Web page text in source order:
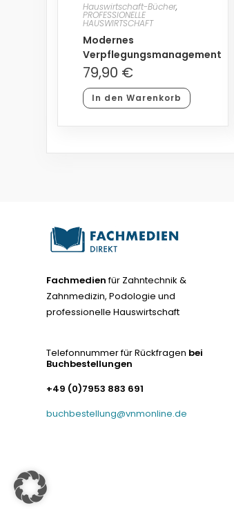
Hauswirtschaft-Bücher,
PROFESSIONELLE
HAUSWIRTSCHAFT
Modernes
Verpflegungsmanagement
79,90 €
In den Warenkorb
Fachmedienfür Zahntechnik &
Zahnmedizin, Podologie und
professionelle Hauswirtschaft
Telefonnummer für Rückfragen bei
Buchbestellungen
+49 (0)7953 883 691
buchbestellung@vnmonline.de
© Fachmedien-direkt.de | Verlag Neuer Merkur